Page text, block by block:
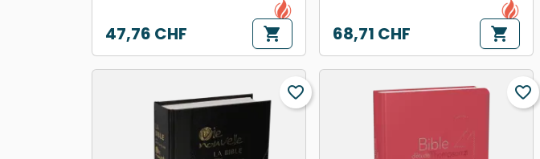
Prix
47,76 CHF shopping_cart Prix
68,71 CHF shopping_cart
favorite_border favorite_border